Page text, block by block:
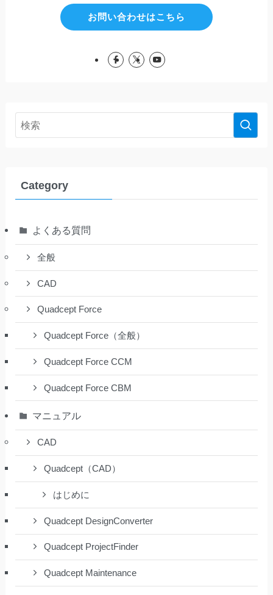
お問い合わせはこちら
Category
よくある質問
全般
CAD
Quadcept Force
Quadcept Force（全般）
Quadcept Force CCM
Quadcept Force CBM
マニュアル
CAD
Quadcept（CAD）
はじめに
Quadcept DesignConverter
Quadcept ProjectFinder
Quadcept Maintenance